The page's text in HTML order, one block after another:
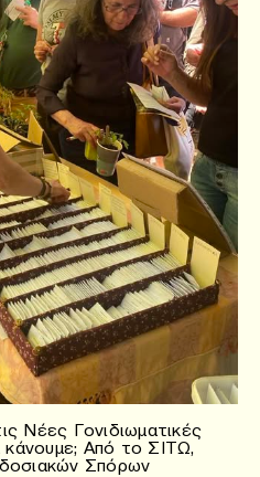
Νέες Γονιδιωματικές
κάνουμε; Από το ΣΙΤΩ,
Σπόρων